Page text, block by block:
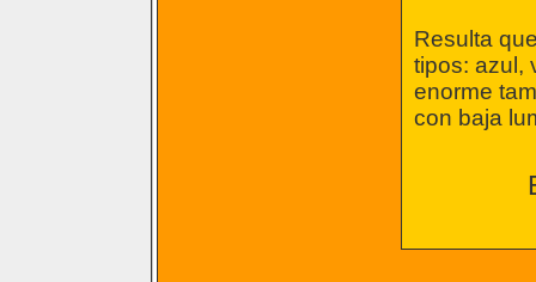
Resulta
tipos: azul,
enorme
con baja